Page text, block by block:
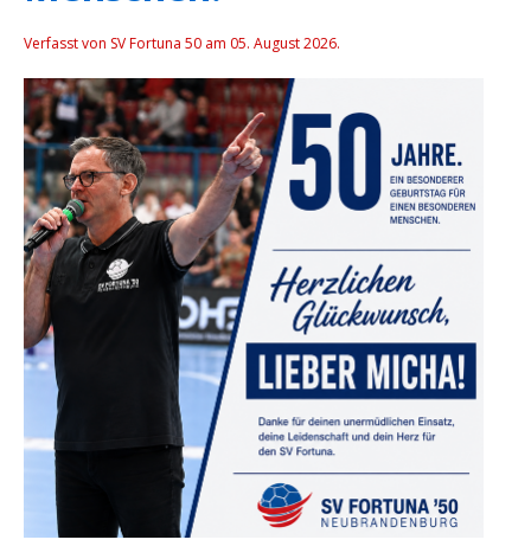
Verfasst von SV Fortuna 50 am 05. August 2026.